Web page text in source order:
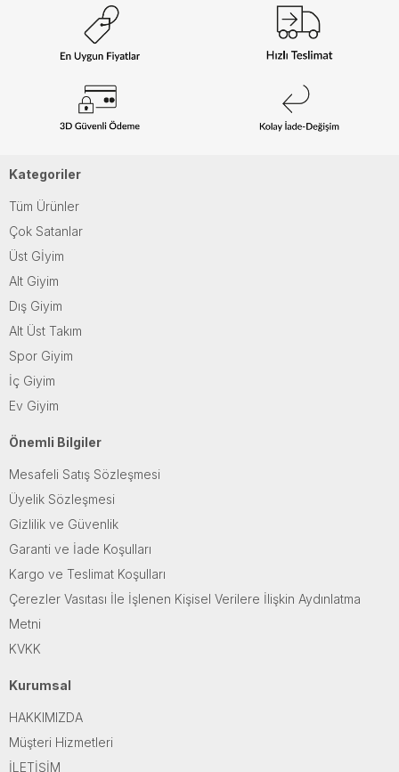
Kategoriler
Tüm Ürünler
Çok Satanlar
Üst Gİyim
Alt Giyim
Dış Giyim
Alt Üst Takım
Spor Giyim
İç Giyim
Ev Giyim
Önemli Bilgiler
Mesafeli Satış Sözleşmesi
Üyelik Sözleşmesi
Gizlilik ve Güvenlik
Garanti ve İade Koşulları
Kargo ve Teslimat Koşulları
Çerezler Vasıtası İle İşlenen Kişisel Verilere İlişkin Aydınlatma
Metni
KVKK
Kurumsal
HAKKIMIZDA
Müşteri Hizmetleri
İLETİŞİM